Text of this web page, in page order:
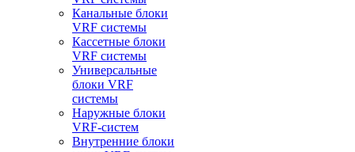
Канальные блоки
VRF системы
Кассетные блоки
VRF системы
Универсальные
блоки VRF
системы
Наружные блоки
VRF-систем
Внутренние блоки